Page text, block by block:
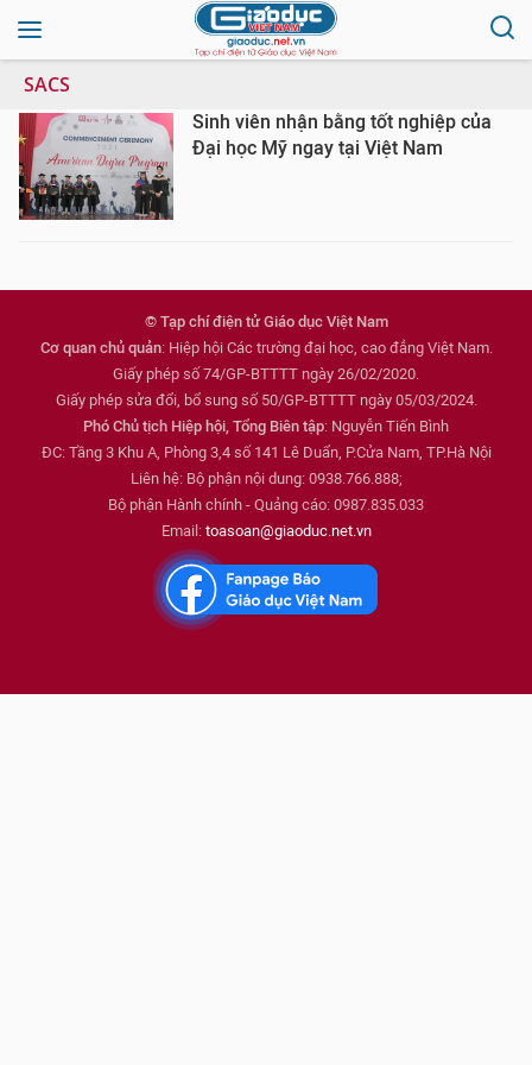
SACS
Sinh viên nhận bằng tốt nghiệp của
Đại học Mỹ ngay tại Việt Nam
© Tạp chí điện tử Giáo dục Việt Nam
Cơ quan chủ quản: Hiệp hội Các trường đại học, cao đẳng Việt Nam.
Giấy phép số 74/GP-BTTTT ngày 26/02/2020.
Giấy phép sửa đổi, bổ sung số 50/GP-BTTTT ngày 05/03/2024.
Phó Chủ tịch Hiệp hội, Tổng Biên tập: Nguyễn Tiến Bình
ĐC: Tầng 3 Khu A, Phòng 3,4 số 141 Lê Duẩn, P.Cửa Nam, TP.Hà Nội
Liên hệ: Bộ phận nội dung: 0938.766.888;
Bộ phận Hành chính - Quảng cáo: 0987.835.033
Email: toasoan@giaoduc.net.vn